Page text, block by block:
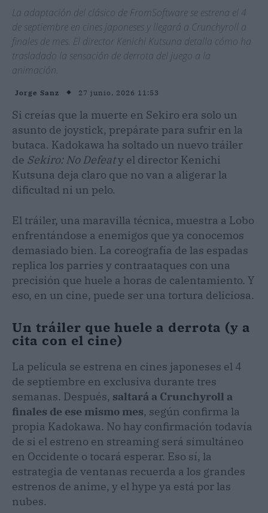
La adaptación del clásico de FromSoftware se estrena el 4
de septiembre en cines japoneses y llegará a Crunchyroll a
finales de mes. El director Kenichi Kutsuna detalla cómo ha
trasladado la sensación de derrota del juego a la
animación.
Jorge Sanz 27 junio, 2026 11:53
Si creías que la muerte en Sekiro era solo un
asunto de joystick, prepárate para sufrir en la
butaca. Kadokawa ha soltado un nuevo tráiler
de Sekiro: No Defeaty el director Kenichi
Kutsuna deja claro que no van a aligerar la
dificultad ni un pelo.
El tráiler, una maravilla técnica, muestra a Lobo
enfrentándose a enemigos que ya conocemos
demasiado bien. La coreografía de las espadas
replica los parries y contraataques con una
precisión que huele a horas de calentamiento. Y
eso, en un cine, puede ser una tortura deliciosa.
Un tráiler que huele a derrota (y a
cita con el cine)
La película se estrena en cines japoneses el 4
de septiembre en exclusiva durante tres
semanas. Después, saltará a Crunchyroll a
finales de ese mismo mes, según confirma la
propia Kadokawa. No hay confirmación todavía
de si el estreno en streaming será simultáneo
en Occidente o tocará esperar. Eso sí, la
estrategia de ventanas recuerda a los grandes
estrenos de anime, y el hype ya está por las
nubes.